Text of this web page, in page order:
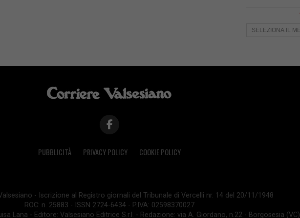
Archivi
PUBBLICITÀ PRIVACY POLICY COOKIE POLICY
- Iscrizione al Registro giornali del Tribunale di Vercelli nr. 14 del 20/11/1948
ROC: n. 25883 - ISSN 2724-6434 - P.IVA: 02598370027
Lana - Editore: Valsesiano Editrice S.r.l. - Redazione: via A. Giordano, n.22 - Borgosesia (VC)